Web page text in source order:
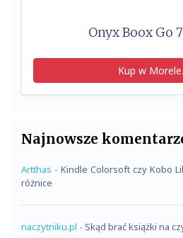
Onyx Boox Go
Kup w
Najnowsze
Artthas - Kindle Colorsoft czy Kobo
różnice
naczytniku.pl - Skąd brać książki na